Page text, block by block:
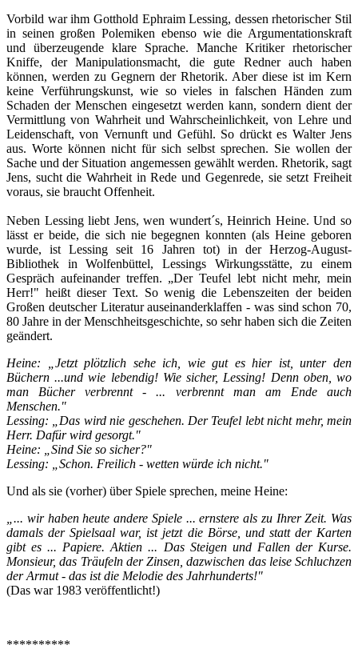
Vorbild war ihm Gotthold Ephraim Lessing, dessen rhetorischer Stil
in seinen großen Polemiken ebenso wie die Argumentationskraft
und überzeugende klare Sprache. Manche Kritiker rhetorischer
Kniffe, der Manipulationsmacht, die gute Redner auch haben
können, werden zu Gegnern der Rhetorik. Aber diese ist im Kern
keine Verführungskunst, wie so vieles in falschen Händen zum
Schaden der Menschen eingesetzt werden kann, sondern dient der
Vermittlung von Wahrheit und Wahrscheinlichkeit, von Lehre und
Leidenschaft, von Vernunft und Gefühl. So drückt es Walter Jens
aus. Worte können nicht für sich selbst sprechen. Sie wollen der
Sache und der Situation angemessen gewählt werden. Rhetorik, sagt
Jens, sucht die Wahrheit in Rede und Gegenrede, sie setzt Freiheit
voraus, sie braucht Offenheit.
Neben Lessing liebt Jens, wen wundert´s, Heinrich Heine. Und so
lässt er beide, die sich nie begegnen konnten (als Heine geboren
wurde, ist Lessing seit 16 Jahren tot) in der Herzog-August-
Bibliothek in Wolfenbüttel, Lessings Wirkungsstätte, zu einem
Gespräch aufeinander treffen. „Der Teufel lebt nicht mehr, mein
Herr!" heißt dieser Text. So wenig die Lebenszeiten der beiden
Großen deutscher Literatur auseinanderklaffen - was sind schon 70,
80 Jahre in der Menschheitsgeschichte, so sehr haben sich die Zeiten
geändert.
Heine: „Jetzt plötzlich sehe ich, wie gut es hier ist, unter den
Büchern ...und wie lebendig! Wie sicher, Lessing! Denn oben, wo
man Bücher verbrennt - ... verbrennt man am Ende auch
Menschen."
Lessing: „Das wird nie geschehen. Der Teufel lebt nicht mehr, mein
Herr. Dafür wird gesorgt."
Heine: „Sind Sie so sicher?"
Lessing: „Schon. Freilich - wetten würde ich nicht."
Und als sie (vorher) über Spiele sprechen, meine Heine:
„... wir haben heute andere Spiele ... ernstere als zu Ihrer Zeit. Was
damals der Spielsaal war, ist jetzt die Börse, und statt der Karten
gibt es ... Papiere. Aktien ... Das Steigen und Fallen der Kurse.
Monsieur, das Träufeln der Zinsen, dazwischen das leise Schluchzen
der Armut - das ist die Melodie des Jahrhunderts!"
(Das war 1983 veröffentlicht!)
**********